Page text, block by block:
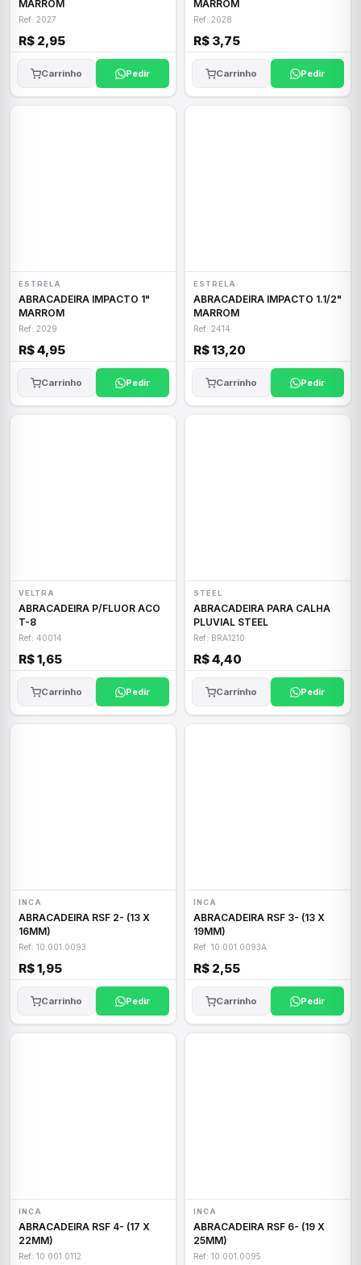
MARROM
Ref: 2027
R$ 2,95
Carrinho Pedir
MARROM
Ref: 2028
R$ 3,75
Carrinho Pedir
ESTRELA
ABRACADEIRA IMPACTO 1"
MARROM
Ref: 2029
R$ 4,95
Carrinho Pedir
ESTRELA
ABRACADEIRA IMPACTO 1.1/2"
MARROM
Ref: 2414
R$ 13,20
Carrinho Pedir
VELTRA
ABRACADEIRA P/FLUOR ACO
T-8
Ref: 40014
R$ 1,65
Carrinho Pedir
STEEL
ABRACADEIRA PARA CALHA
PLUVIAL STEEL
Ref: BRA1210
R$ 4,40
Carrinho Pedir
INCA
ABRACADEIRA RSF 2- (13 X
16MM)
Ref: 10.001.0093
R$ 1,95
Carrinho Pedir
INCA
ABRACADEIRA RSF 3- (13 X
19MM)
Ref: 10.001.0093A
R$ 2,55
Carrinho Pedir
INCA
ABRACADEIRA RSF 4- (17 X
22MM)
Ref: 10.001.0112
INCA
ABRACADEIRA RSF 6- (19 X
25MM)
Ref: 10.001.0095